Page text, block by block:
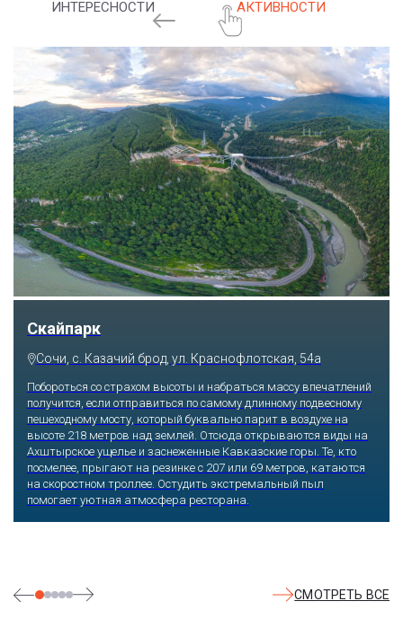
ИНТЕРЕСНОСТИ АКТИВНОСТИ
Скайпарк
Сочи, с. Казачий брод, ул. Краснофлотская, 54а
Побороться со страхом высоты и набраться массу впечатлений
получится, если отправиться по самому длинному подвесному
пешеходному мосту, который буквально парит в воздухе на
высоте 218 метров над землей. Отсюда открываются виды на
Ахштырское ущелье и заснеженные Кавказские горы. Те, кто
посмелее, прыгают на резинке с 207 или 69 метров, катаются
на скоростном троллее. Остудить экстремальный пыл
помогает уютная атмосфера ресторана.
СМОТРЕТЬ ВСЕ